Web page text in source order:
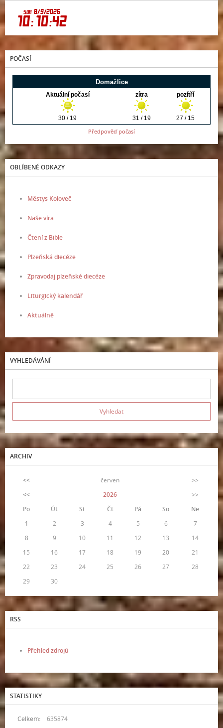
POČASÍ
Předpověď počasí
OBLÍBENÉ ODKAZY
Městys Koloveč
Naše víra
Čtení z Bible
Plzeňská diecéze
Zpravodaj plzeňské diecéze
Liturgický kalendář
Aktuálně
VYHLEDÁVÁNÍ
ARCHIV
<< červen
>>
<<
2026
>>
Po
Út St Čt Pá So
Ne
1
2 3 4 5 6
7
8
9 10 11 12 13
14
15
16 17 18 19 20
21
22
23 24 25 26 27
28
29
30
RSS
Přehled zdrojů
STATISTIKY
Celkem:
635874